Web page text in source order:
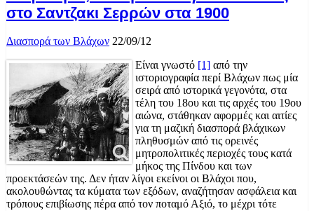
στο Σαντζακι Σερρών στα 1900
Διασπορά των Βλάχων 22/09/12
Είναι γνωστό [1] από την
ιστοριογραφία περί Βλάχων πως μία
σειρά από ιστορικά γεγονότα, στα
τέλη του 18ου και τις αρχές του 19ου
αιώνα, στάθηκαν αφορμές και αιτίες
για τη μαζική διασπορά βλάχικων
πληθυσμών από τις ορεινές
μητροπολιτικές περιοχές τους κατά
μήκος της Πίνδου και των
προεκτάσεών της. Δεν ήταν λίγοι εκείνοι οι Βλάχοι που,
ακολουθώντας τα κύματα των εξόδων, αναζήτησαν ασφάλεια και
τρόπους επιβίωσης πέρα από τον ποταμό Αξιό, το μέχρι τότε